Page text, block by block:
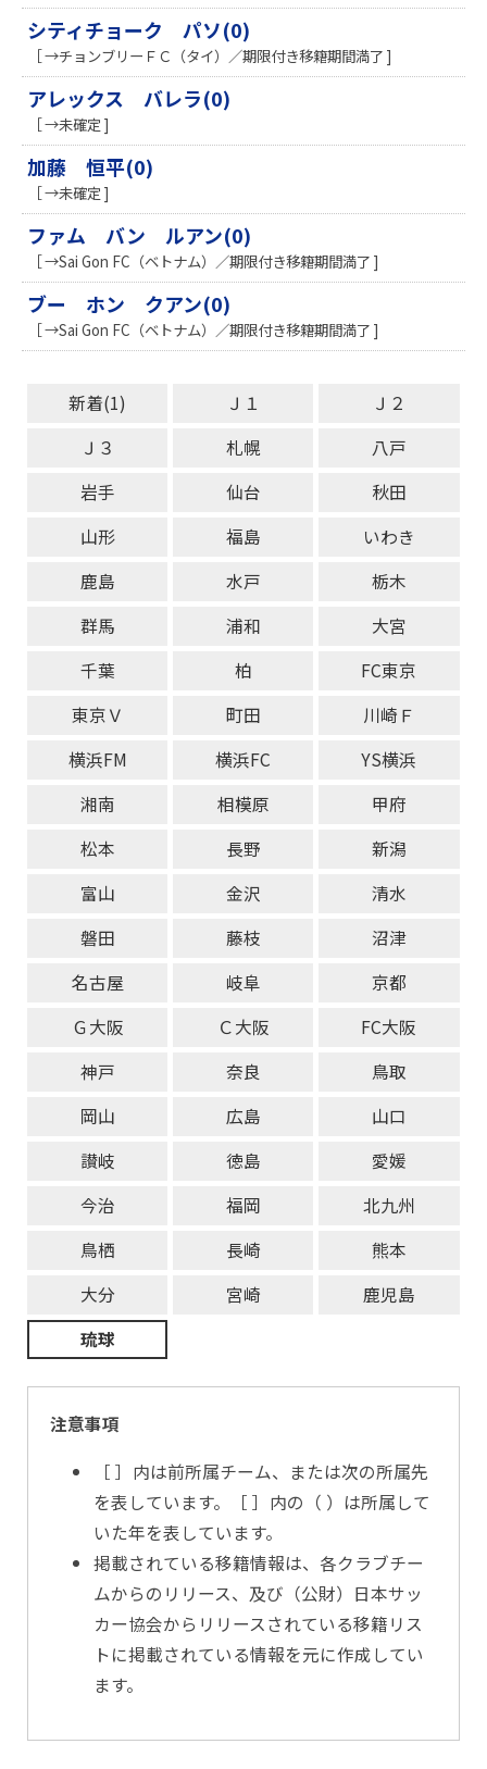
シティチョーク パソ(0)
［ →チョンブリーＦＣ（タイ）／期限付き移籍期間満了 ]
アレックス バレラ(0)
［ →未確定 ]
加藤 恒平(0)
［ →未確定 ]
ファム バン ルアン(0)
［ →Sai Gon FC（ベトナム）／期限付き移籍期間満了 ]
ブー ホン クアン(0)
［ →Sai Gon FC（ベトナム）／期限付き移籍期間満了 ]
新着(1) Ｊ１
Ｊ２
Ｊ３
札幌
八戸
岩手
仙台
秋田
山形
福島
いわき
鹿島
水戸
栃木
群馬
浦和
大宮
千葉
柏
FC東京
東京Ｖ
町田
川崎Ｆ
横浜FM
横浜FC
YS横浜
湘南
相模原
甲府
松本
長野
新潟
富山
金沢
清水
磐田
藤枝
沼津
名古屋
岐阜
京都
Ｇ大阪
Ｃ大阪
FC大阪
神戸
奈良
鳥取
岡山
広島
山口
讃岐
徳島
愛媛
今治
福岡
北九州
鳥栖
長崎
熊本
大分
宮崎
鹿児島
琉球
注意事項
［ ］内は前所属チーム、または次の所属先
を表しています。［ ］内の（ ）は所属して
いた年を表しています。
掲載されている移籍情報は、各クラブチー
ムからのリリース、及び（公財）日本サッ
カー協会からリリースされている移籍リス
トに掲載されている情報を元に作成してい
ます。